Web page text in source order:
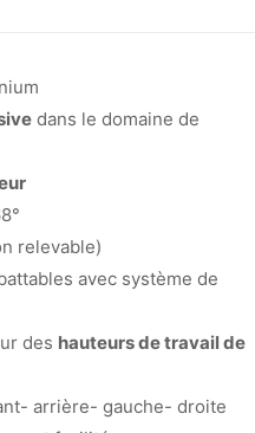
dans le domaine de
relevable)
avec système de
des hauteurs de travail de
arrière- gauche- droite